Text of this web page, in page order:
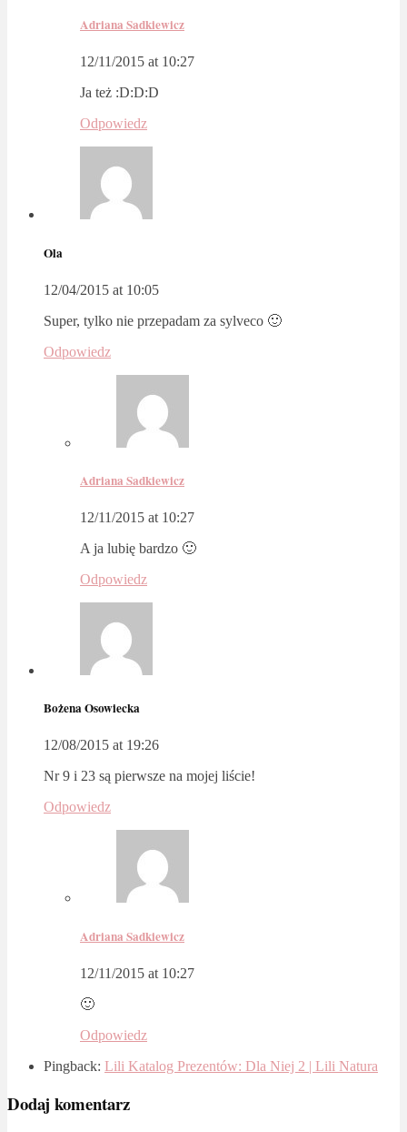
Adriana Sadkiewicz
12/11/2015 at 10:27
Ja też :D:D:D
Odpowiedz
Ola
12/04/2015 at 10:05
Super, tylko nie przepadam za sylveco 🙂
Odpowiedz
Adriana Sadkiewicz
12/11/2015 at 10:27
A ja lubię bardzo 🙂
Odpowiedz
Bożena Osowiecka
12/08/2015 at 19:26
Nr 9 i 23 są pierwsze na mojej liście!
Odpowiedz
Adriana Sadkiewicz
12/11/2015 at 10:27
🙂
Odpowiedz
Pingback: Lili Katalog Prezentów: Dla Niej 2 | Lili Natura
Dodaj komentarz